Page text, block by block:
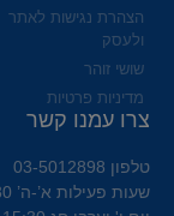
הצהרת נגישות לאתר
ולעסק
שושי זוהר
מדיניות פרטיות
צרו עמנו קשר
טלפון 03-5012898
שעות פעילות א’-ה’ 10:00-20:30